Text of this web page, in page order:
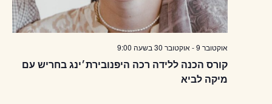
קורס הכנה ללידה רכה היפנובירת׳ינג בחריש עם
מיקה לביא
אוקטובר 9 - אוקטובר 30 בשעה 9:00